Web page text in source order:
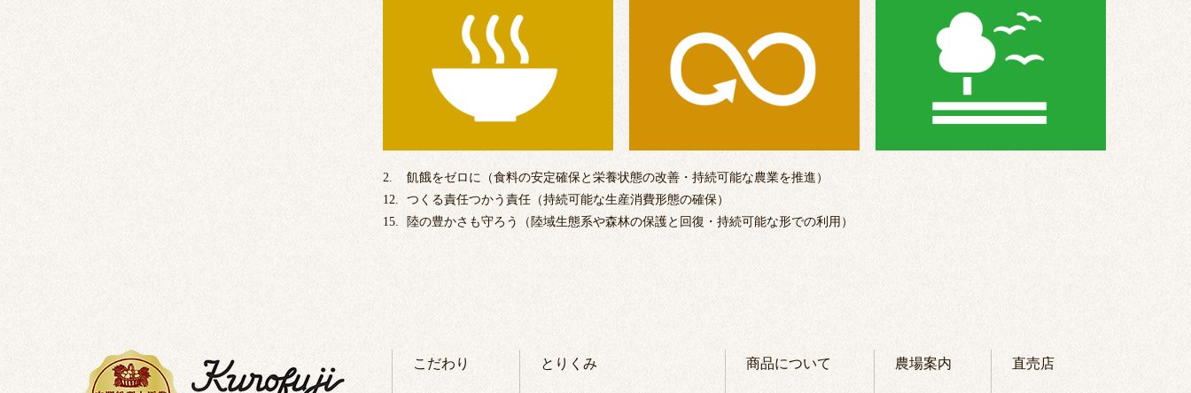
2.
飢餓をゼロに（食料の安定確保と栄養状態の改善・持続可能な農業を推進）
12.
つくる責任つかう責任（持続可能な生産消費形態の確保）
15.
陸の豊かさも守ろう（陸域生態系や森林の保護と回復・持続可能な形での利用）
こだわり とりくみ 商品について 農場案内 直売店